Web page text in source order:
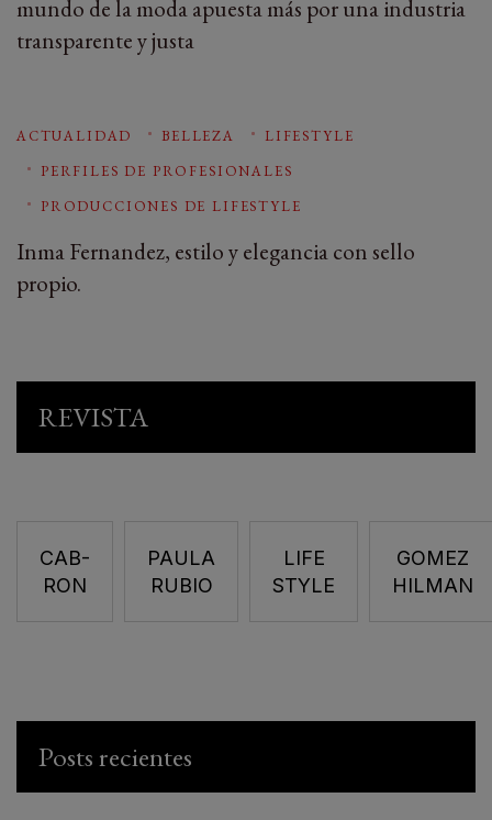
mundo de la moda apuesta más por una industria
transparente y justa
ACTUALIDAD BELLEZA
LIFESTYLE
PERFILES DE PROFESIONALES
PRODUCCIONES DE LIFESTYLE
Inma Fernandez, estilo y elegancia con sello
propio.
REVISTA
CAB-
RON
PAULA
RUBIO
LIFE
STYLE
GOMEZ
HILMAN
Posts recientes